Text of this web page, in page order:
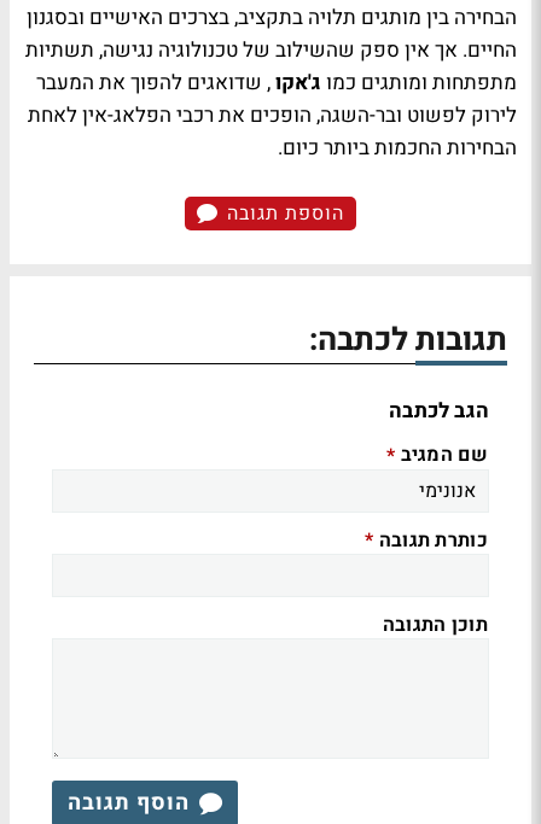
הבחירה בין מותגים תלויה בתקציב, בצרכים האישיים ובסגנון
החיים. אך אין ספק שהשילוב של טכנולוגיה נגישה, תשתיות
מתפתחות ומותגים כמו ג'אקו, שדואגים להפוך את המעבר
לירוק לפשוט ובר-השגה, הופכים את רכבי הפלאג-אין לאחת
הבחירות החכמות ביותר כיום.
הוספת תגובה
תגובות לכתבה:
הגב לכתבה
שם המגיב *
כותרת תגובה *
תוכן התגובה
הוסף תגובה